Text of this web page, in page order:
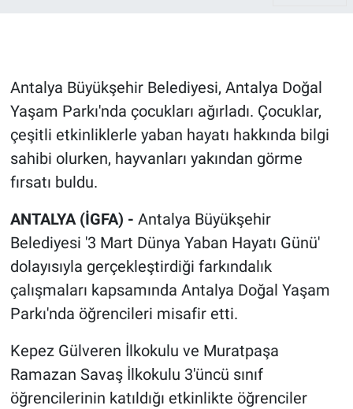
Antalya Büyükşehir Belediyesi, Antalya Doğal
Yaşam Parkı'nda çocukları ağırladı. Çocuklar,
çeşitli etkinliklerle yaban hayatı hakkında bilgi
sahibi olurken, hayvanları yakından görme
fırsatı buldu.
ANTALYA (İGFA) - Antalya Büyükşehir
Belediyesi '3 Mart Dünya Yaban Hayatı Günü'
dolayısıyla gerçekleştirdiği farkındalık
çalışmaları kapsamında Antalya Doğal Yaşam
Parkı'nda öğrencileri misafir etti.
Kepez Gülveren İlkokulu ve Muratpaşa
Ramazan Savaş İlkokulu 3'üncü sınıf
öğrencilerinin katıldığı etkinlikte öğrenciler